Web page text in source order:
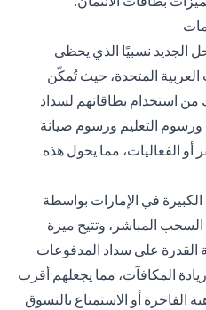
الجديد نسبيًا الذي يحظى
العربية المتحدة، حيث تُمكّن
استخدام بطاقاتهم لسداد
ورسوم التعليم ورسوم صيانة
الفعاليات، مما يحول هذه
في الإمارات بواسطة
المباشر، وتتيح ميزة
القدرة على سداد المدفوعات
المكافآت، مما يجعلهم أقرب
أو الاستمتاع بالتسوق